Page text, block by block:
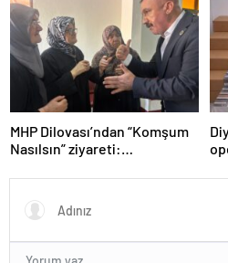
cezalar kesildi
MHP Dilovası’ndan “Komşum
Nasılsın” ziyareti:
insan var”